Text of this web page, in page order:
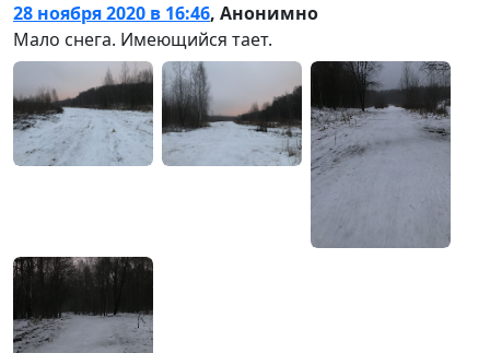
28 ноября 2020 в 16:46, Анонимно
Мало снега. Имеющийся тает.